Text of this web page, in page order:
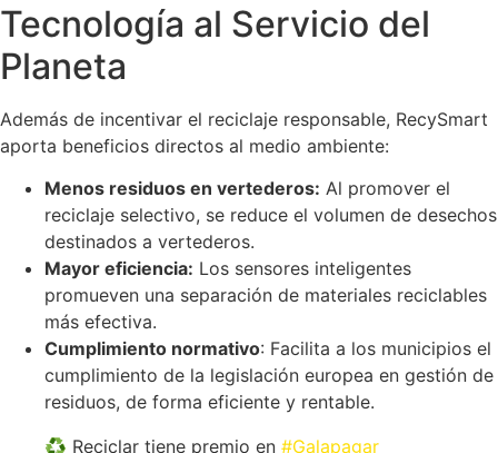
Tecnología al Servicio del
Planeta
Además de incentivar el reciclaje responsable, RecySmart
aporta beneficios directos al medio ambiente:
Menos residuos en vertederos: Al promover el
reciclaje selectivo, se reduce el volumen de desechos
destinados a vertederos.
Mayor eficiencia: Los sensores inteligentes
promueven una separación de materiales reciclables
más efectiva.
Cumplimiento normativo: Facilita a los municipios el
cumplimiento de la legislación europea en gestión de
residuos, de forma eficiente y rentable.
♻️ Reciclar tiene premio en #Galapagar